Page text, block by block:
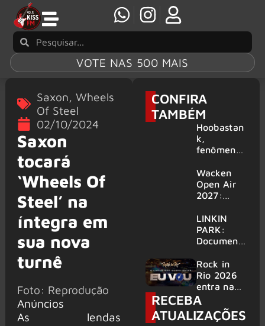
VOTE NAS 500 MAIS
Saxon, Wheels
Of Steel
02/10/2024
Saxon
tocará
‘Wheels Of
Steel’ na
íntegra em
sua nova
turnê
Foto: Reprodução
Anúncios
As lendas
CONFIRA
TAMBÉM
Hoobastan
k,
fenômeno
rock anos
2000,
volta ao
6 shows
Wacken
Open Air
2027:
amplia
line-up e
já
mais de 50
bandas
LINKIN
PARK:
Document
‘Unshatter’
e álbum ao
vivo são
anunciados
Rock in
Rio 2026
entra na
reta final
com
Cidade do
RECEBA
ATUALIZAÇÕES